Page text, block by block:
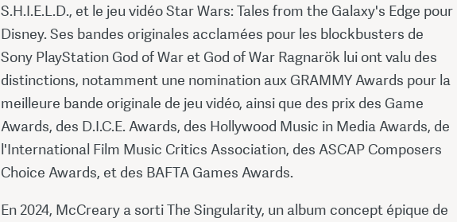
S.H.I.E.L.D., et le jeu vidéo Star Wars: Tales from the Galaxy's Edge pour
Disney. Ses bandes originales acclamées pour les blockbusters de
Sony PlayStation God of War et God of War Ragnarök lui ont valu des
distinctions, notamment une nomination aux GRAMMY Awards pour la
meilleure bande originale de jeu vidéo, ainsi que des prix des Game
Awards, des D.I.C.E. Awards, des Hollywood Music in Media Awards, de
l'International Film Music Critics Association, des ASCAP Composers
Choice Awards, et des BAFTA Games Awards.
En 2024, McCreary a sorti The Singularity, un album concept épique de